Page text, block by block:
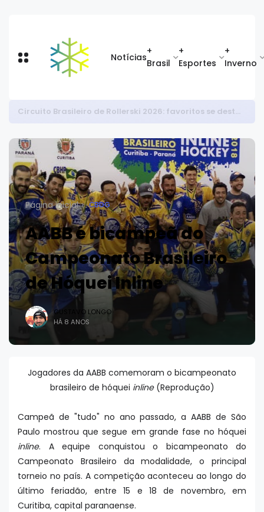
Notícias
+
Brasil
+
Esportes
+
Inverno
Jogos Olímpicos de Inverno 2030: freeride e patinação sincronizada entram; combinado nórdico está fora
Página inicial CBDG
AABB é bicampeã do
Campeonato Brasileiro
de Hóquei Inline
GUSTAVO LONGO
HÁ 8 ANOS
Jogadores da AABB comemoram o bicampeonato
brasileiro de hóquei inline(Reprodução)
Campeã de "tudo" no ano passado, a AABB de São
Paulo mostrou que segue em grande fase no hóquei
inline. A equipe conquistou o bicampeonato do
Campeonato Brasileiro da modalidade, o principal
torneio no país. A competição aconteceu ao longo do
último feriadão, entre 15 e 18 de novembro, em
Curitiba, capital paranaense.